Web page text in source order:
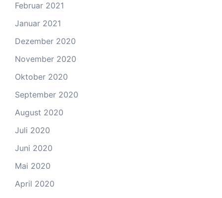
Februar 2021
Januar 2021
Dezember 2020
November 2020
Oktober 2020
September 2020
August 2020
Juli 2020
Juni 2020
Mai 2020
April 2020